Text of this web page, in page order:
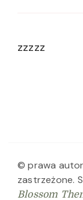
zzzzz
© prawa
zastrzeżone.
Blossom